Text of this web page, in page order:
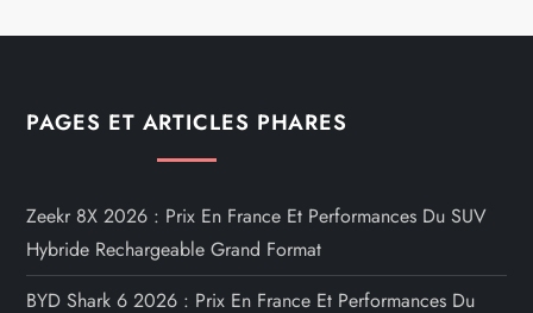
PAGES ET ARTICLES PHARES
Zeekr 8X 2026 : Prix En France Et Performances Du SUV
Hybride Rechargeable Grand Format
BYD Shark 6 2026 : Prix En France Et Performances Du